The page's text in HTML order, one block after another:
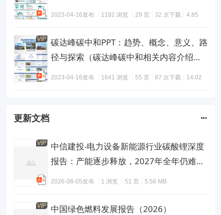
2023-04-16发布 1192 浏览 29 页 32 次下载
4.85
VIP
碳达峰碳中和PPT：趋势、概念、意义、路
径与探索（碳达峰碳中和相关内容介绍及
减污降碳的路径解读）(1)
2023-04-16发布 1641 浏览 55 页 87 次下载
14.02
更新文档
VIP
中信建投-电力设备新能源行业碳酸锂深度
报告：产能逐步释放，2027年全年仍难言
2026-08-05发布 1 浏览 51 页 5.56 MB
VIP 中国绿色燃料发展报告（2026）